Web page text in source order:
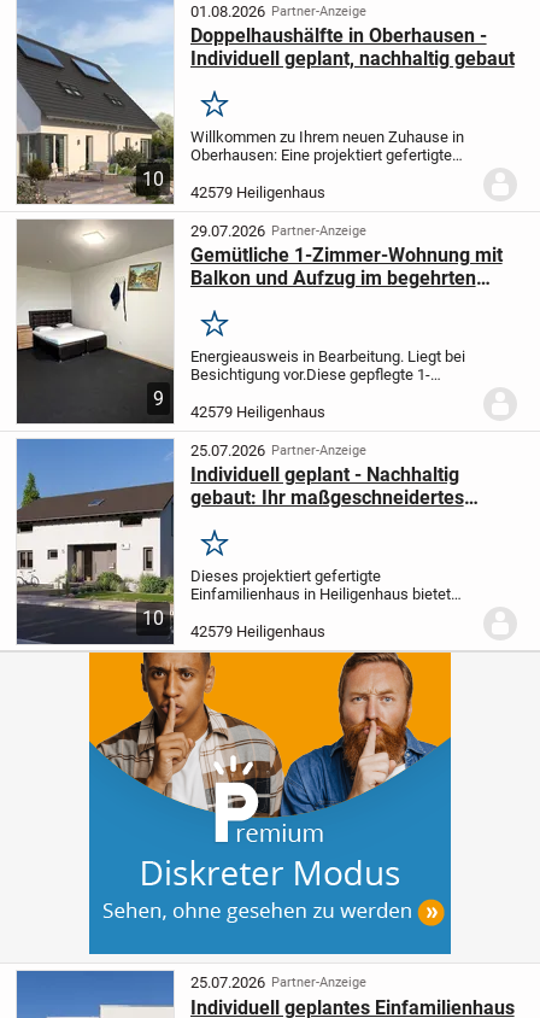
abgestimmtes Zuhause....
10
01.08.2026 Partner-Anzeige
Doppelhaushälfte in Oberhausen -
Individuell geplant, nachhaltig gebaut
Merken
Willkommen zu Ihrem neuen Zuhause in
Oberhausen: Eine projektiert gefertigte
individuellen Wünschen und
Vorstellungen gestaltet wird. Mit 4,0
Zimmern auf 118,83...
42579 Heiligenhaus
9
29.07.2026 Partner-Anzeige
Gemütliche 1-Zimmer-Wohnung mit
Balkon und Aufzug im begehrten
Merken
Energieausweis in Bearbeitung. Liegt bei
Besichtigung vor.Diese gepflegte 1-
Obergeschoss eines Mehrfamilienhauses
in Heiligenhaus. Auf rund 42 m²
Wohnfläche bietet...
42579 Heiligenhaus
10
25.07.2026 Partner-Anzeige
Individuell geplant - Nachhaltig
gebaut: Ihr maßgeschneidertes
Merken
Dieses projektiert gefertigte
Einfamilienhaus in Heiligenhaus bietet
Wohnfläche und einem großzügigen
Grundstück von 618 m² ein Zuhause, das
ganz nach Ihren...
42579 Heiligenhaus
25.07.2026 Partner-Anzeige
Individuell geplantes Einfamilienhaus